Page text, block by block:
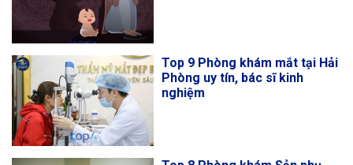
Top 9 Phòng khám mắt tại Hải
Phòng uy tín, bác sĩ kinh
nghiệm